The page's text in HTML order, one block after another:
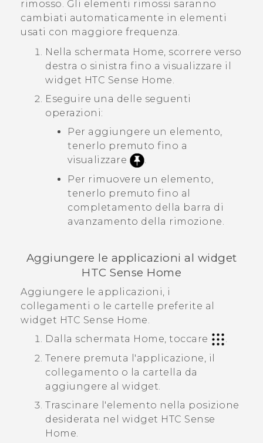
rimosso. Gli elementi rimossi saranno
cambiati automaticamente in elementi
usati con maggiore frequenza.
Nella schermata Home, scorrere verso
destra o sinistra fino a visualizzare il
widget HTC Sense Home.
Eseguire una delle seguenti
operazioni:
Per aggiungere un elemento,
tenerlo premuto fino a
visualizzare
.
Per rimuovere un elemento,
tenerlo premuto fino al
completamento della barra di
avanzamento della rimozione.
Aggiungere le applicazioni al widget
HTC Sense Home
Aggiungere le applicazioni, i
collegamenti o le cartelle preferite al
widget HTC Sense Home.
Dalla schermata Home , toccare
Tenere premuta l'applicazione, il
collegamento o la cartella da
aggiungere al widget.
Trascinare l'elemento nella posizione
desiderata nel widget HTC Sense
Home.